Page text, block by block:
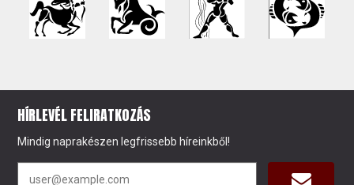
HÍRLEVÉL FELIRATKOZÁS
Mindig naprakészen legfrissebb híreinkből!